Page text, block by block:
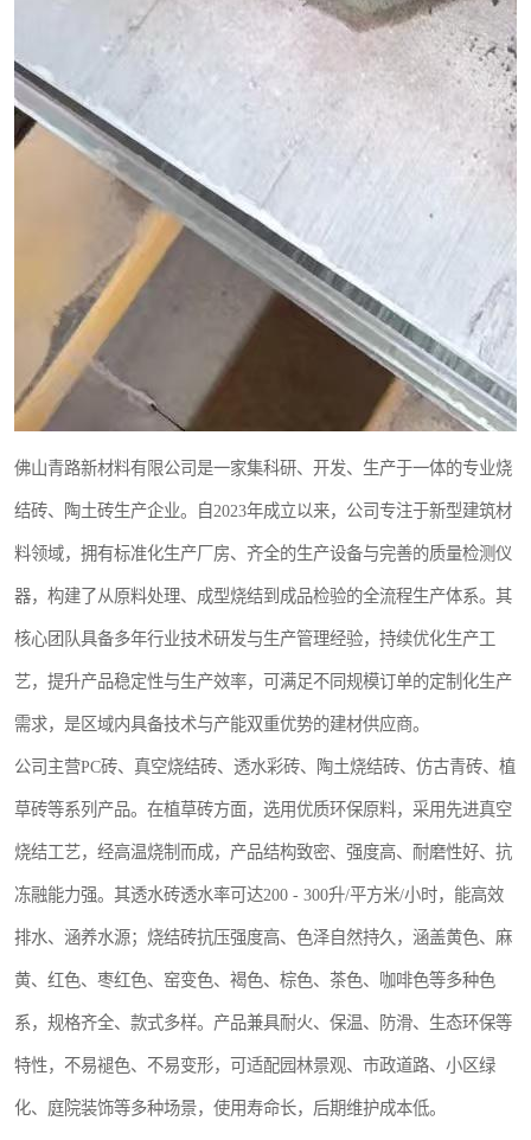
佛山青路新材料有限公司是一家集科研、开发、生产于一体的专业烧
结砖、陶土砖生产企业。自2023年成立以来，公司专注于新型建筑材
料领域，拥有标准化生产厂房、齐全的生产设备与完善的质量检测仪
器，构建了从原料处理、成型烧结到成品检验的全流程生产体系。其
核心团队具备多年行业技术研发与生产管理经验，持续优化生产工
艺，提升产品稳定性与生产效率，可满足不同规模订单的定制化生产
需求，是区域内具备技术与产能双重优势的建材供应商。
公司主营PC砖、真空烧结砖、透水彩砖、陶土烧结砖、仿古青砖、植
草砖等系列产品。在植草砖方面，选用优质环保原料，采用先进真空
烧结工艺，经高温烧制而成，产品结构致密、强度高、耐磨性好、抗
冻融能力强。其透水砖透水率可达200 - 300升/平方米/小时，能高效
排水、涵养水源；烧结砖抗压强度高、色泽自然持久，涵盖黄色、麻
黄、红色、枣红色、窑变色、褐色、棕色、茶色、咖啡色等多种色
系，规格齐全、款式多样。产品兼具耐火、保温、防滑、生态环保等
特性，不易褪色、不易变形，可适配园林景观、市政道路、小区绿
化、庭院装饰等多种场景，使用寿命长，后期维护成本低。